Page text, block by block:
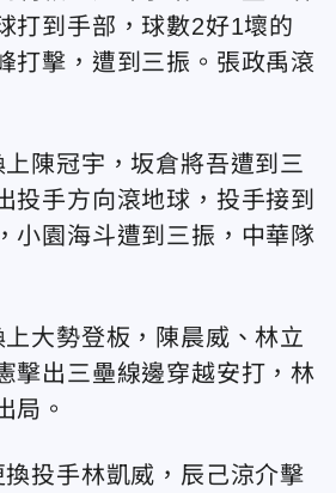
打到手部，球數2好1壞的
打擊，遭到三振。張政禹滾
陳冠宇，坂倉將吾遭到三
投手方向滾地球，投手接到
小園海斗遭到三振，中華隊
大勢登板，陳晨威、林立
擊出三壘線邊穿越安打，林
局。
投手林凱威，辰己涼介擊